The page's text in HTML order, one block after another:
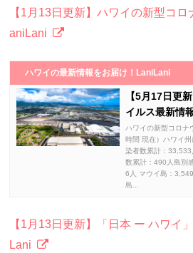
【1月13日更新】ハワイの新型コ
aniLani
ハワイの最新情報をお届け！LaniLani
【5月17日更
イルス最新情
ハワイの新型コロナ
時間 現在）ハワイ
染者数累計：
数累計：490人島別
6人 マウイ島：
島...
【1月13日更新】「日本 ー ハワイ
Lani